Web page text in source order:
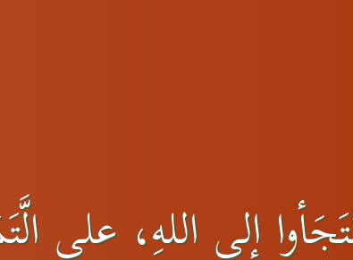
إلى اللهِ، على